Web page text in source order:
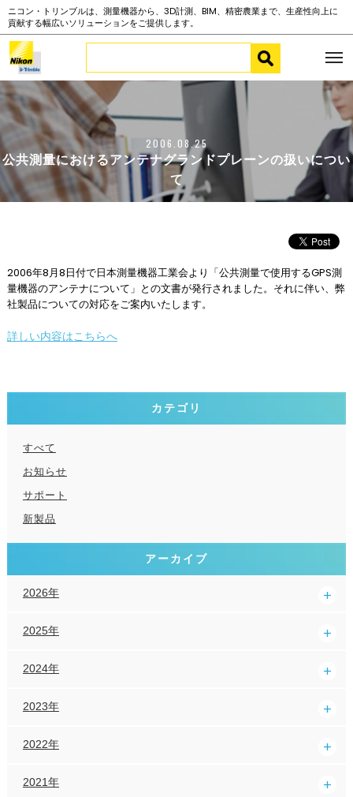
ニコン・トリンブルは、測量機器から、3D計測、BIM、精密農業まで、生産性向上に
貢献する幅広いソリューションをご提供します。
2006.08.25
公共測量におけるアンテナグランドプレーンの扱いについ
て
2006年8月8日付で日本測量機器工業会より「公共測量で使用するGPS測
量機器のアンテナについて」との文書が発行されました。それに伴い、弊
社製品についての対応をご案内いたします。
詳しい内容はこちらへ
カテゴリ
すべて
お知らせ
サポート
新製品
アーカイブ
2026年
2025年
2024年
2023年
2022年
2021年